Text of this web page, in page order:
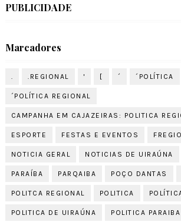
PUBLICIDADE
Marcadores
. .REGIONAL ' [ ´ ´POLÍTICA
´POLÍTICA REGIONAL
CAMPANHA EM CAJAZEIRAS: POLITICA
ESPORTE FESTAS E EVENTOS
NOTICIA GERAL NOTICIAS DE UIRAÚNA
PARAÍBA PARQAIBA POÇO DANTAS
POLITCA REGIONAL POLITICA
POLITICA DE UIRAÚNA POLITICA PARAIBA